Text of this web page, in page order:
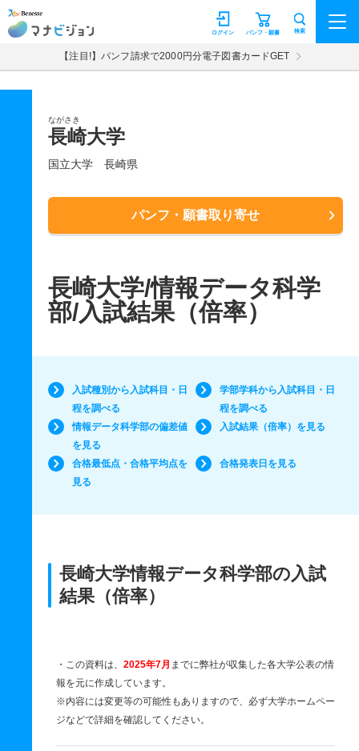
マナビジョン パンフ・願書
ログイン 検索
【注目!】パンフ請求で2000円分電子図書カードGET
ながさき
長崎大学
国立大学 長崎県
パンフ・願書取り寄せ
長崎大学/情報データ科学
部/入試結果（倍率）
入試種別から入試科目・日
程を調べる
学部学科から入試科目・日
程を調べる
情報データ科学部の偏差値
を見る
入試結果（倍率）を見る
合格最低点・合格平均点を
見る
合格発表日を見る
長崎大学情報データ科学部の入試
結果（倍率）
・この資料は、 2025年7月 までに弊社が収集した各大学公表の情
報を元に作成しています。
※内容には変更等の可能性もありますので、必ず大学ホームペー
ジなどで詳細を確認してください。